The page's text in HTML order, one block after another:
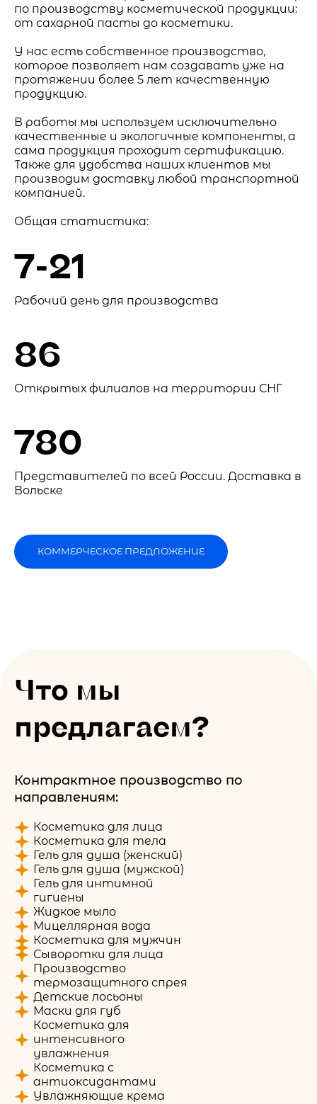
по производству косметической продукции:
от сахарной пасты до косметики.
У нас есть собственное производство,
которое позволяет нам создавать уже на
протяжении более 5 лет качественную
продукцию.
В работы мы используем исключительно
качественные и экологичные компоненты, а
сама продукция проходит сертификацию.
Также для удобства наших клиентов мы
производим доставку любой транспортной
компанией.
Общая статистика:
7-21
Рабочий день для производства
86
Открытых филиалов на территории СНГ
780
Представителей по всей России. Доставка в
Вольске
КОММЕРЧЕСКОЕ ПРЕДЛОЖЕНИЕ
Что мы
предлагаем?
Контрактное производство по
направлениям:
Косметика для лица
Косметика для тела
Гель для душа (женский)
Гель для душа (мужской)
Гель для интимной
гигиены
Жидкое мыло
Мицеллярная вода
Косметика для мужчин
Сыворотки для лица
Производство
термозащитного спрея
Детские лосьоны
Маски для губ
Косметика для
интенсивного
увлажнения
Косметика с
антиоксидантами
Увлажняющие крема